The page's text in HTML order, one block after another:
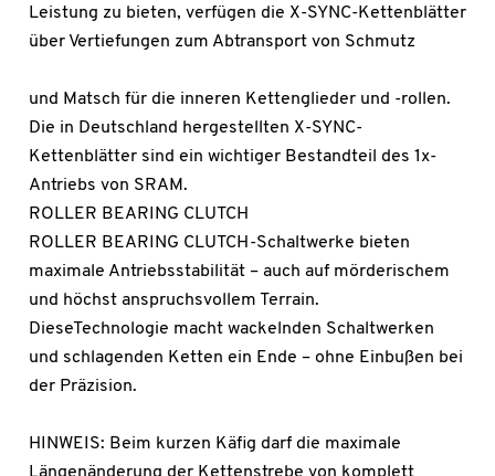
Leistung zu bieten, verfügen die X-SYNC-Kettenblätter
über Vertiefungen zum Abtransport von Schmutz
und Matsch für die inneren Kettenglieder und -rollen.
Die in Deutschland hergestellten X-SYNC-
Kettenblätter sind ein wichtiger Bestandteil des 1x-
Antriebs von SRAM.
ROLLER BEARING CLUTCH
ROLLER BEARING CLUTCH-Schaltwerke bieten
maximale Antriebsstabilität – auch auf mörderischem
und höchst anspruchsvollem Terrain.
DieseTechnologie macht wackelnden Schaltwerken
und schlagenden Ketten ein Ende – ohne Einbußen bei
der Präzision.
HINWEIS: Beim kurzen Käfig darf die maximale